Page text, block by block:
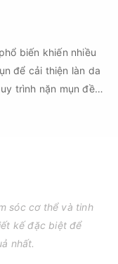
biến khiến nhiều
để cải thiện làn da
trình nặn mụn đều
nào?
sóc cơ thể và tinh
kế đặc biệt để
nhất.